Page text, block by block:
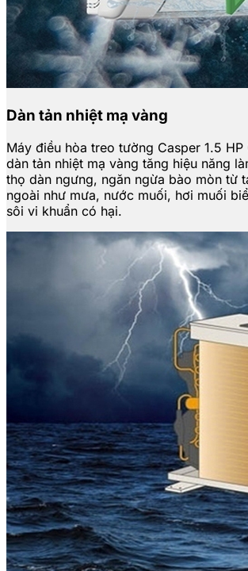
Dàn tản nhiệt mạ vàng
Máy điều hòa treo tường Casper 1.5 HP
dàn tản nhiệt mạ vàng tăng hiệu năng
thọ dàn ngưng, ngăn ngừa bào mòn từ
ngoài như mưa, nước muối, hơi muối
sôi vi khuẩn có hại.